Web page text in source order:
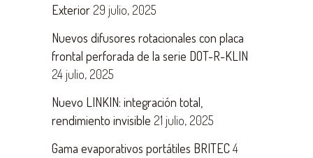
Exterior 29 julio, 2025
Nuevos difusores rotacionales con placa
frontal perforada de la serie DOT-R-KLIN
24 julio, 2025
Nuevo LINKIN: integración total,
rendimiento invisible 21 julio, 2025
Gama evaporativos portátiles BRITEC4